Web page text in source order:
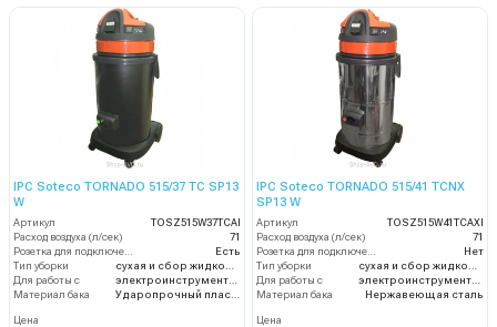
IPC Soteco TORNADO 515/37 TC SP13
W
Артикул
TOSZ515W37TCAI
Расход воздуха (л/сек)
71
Есть
Тип уборки
Для работы с
Материал бака
Цена
IPC Soteco TORNADO 515/41 TCNX
SP13 W
Артикул
TOSZ515W41TCAXI
Расход воздуха (л/сек)
71
Нет
Тип уборки
Для работы с
Материал бака
Нержавеющая сталь
Цена